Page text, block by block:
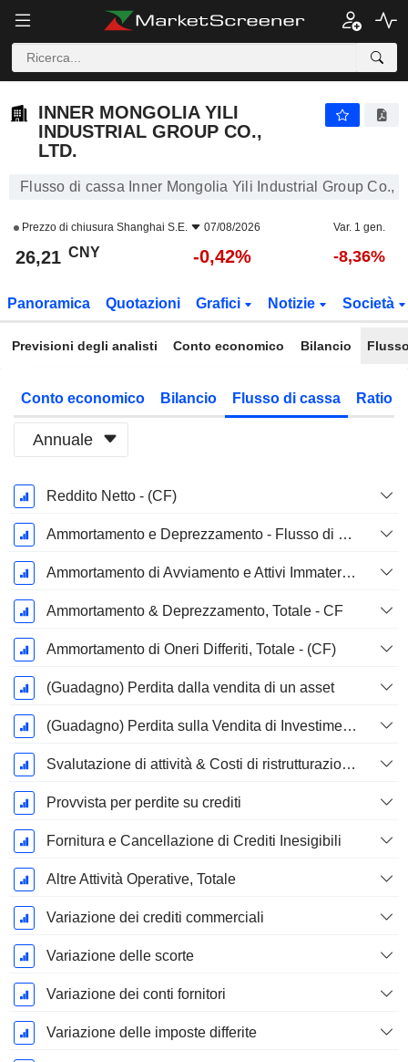
INNER MONGOLIA YILI
INDUSTRIAL GROUP CO.,
LTD.
Flusso di cassa Inner Mongolia Yili Industrial Group Co.,
Prezzo di chiusura Shanghai S.E. 07/08/2026 Var. 1 gen.
26,21 CNY -0,42% -8,36%
Panoramica Quotazioni Grafici Notizie Società
Previsioni degli analisti Conto economico Bilancio
Conto economico Bilancio Flusso di cassa Ratio
Annuale
Periodo
Fiscale:
Dicembre
Reddito Netto - (CF)
Ammortamento e Deprezzamento - Flusso di Cassa
Ammortamento di Avviamento e Attivi Immateriale - (CF) - (Specifico del Modello)
Ammortamento & Deprezzamento, Totale - CF
Ammortamento di Oneri Differiti, Totale - (CF)
(Guadagno) Perdita dalla vendita di un asset
(Guadagno) Perdita sulla Vendita di Investimenti - (CF)
Svalutazione di attività & Costi di ristrutturazione
Provvista per perdite su crediti
Fornitura e Cancellazione di Crediti Inesigibili
Altre Attività Operative, Totale
Variazione dei crediti commerciali
Variazione delle scorte
Variazione dei conti fornitori
Variazione delle imposte differite